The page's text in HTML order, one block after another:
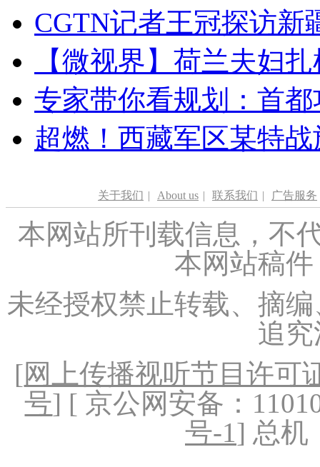
CGTN记者王冠探访新
【微视界】荷兰夫妇
专家带你看规划：首
超燃！西藏军区某特
关于我们 | About us | 联系我们 | 广告服务
本网站所刊载信息，不
本网站稿
未经授权禁止转载、摘
追
[网上传播视听节目许可
号] [ 京公网安备：
号-1] 总机